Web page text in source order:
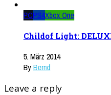
PCPS4Xbox One
Childof Light:
5. März 2014
ByBernd
Leave a reply